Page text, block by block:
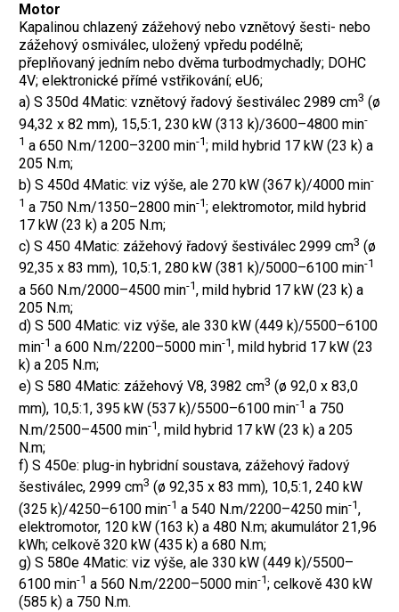
Motor
Kapalinou chlazený zážehový nebo vznětový šesti- nebo
zážehový osmiválec, uložený vpředu podélně;
přeplňovaný jedním nebo dvěma turbodmychadly; DOHC
4V; elektronické přímé vstřikování; eU6;
a) S 350d 4Matic: vznětový řadový šestiválec 2989 cm3 (ø
94,32 x 82 mm), 15,5:1, 230 kW (313 k)/3600–4800 min-
1 a 650 N.m/1200–3200 min-1; mild hybrid 17 kW (23 k) a
205 N.m;
b) S 450d 4Matic: viz výše, ale 270 kW (367 k)/4000 min-
1 a 750 N.m/1350–2800 min-1; elektromotor, mild hybrid
17 kW (23 k) a 205 N.m;
c) S 450 4Matic: zážehový řadový šestiválec 2999 cm3 (ø
92,35 x 83 mm), 10,5:1, 280 kW (381 k)/5000–6100 min-1
a 560 N.m/2000–4500 min-1, mild hybrid 17 kW (23 k) a
205 N.m;
d) S 500 4Matic: viz výše, ale 330 kW (449 k)/5500–6100
min-1 a 600 N.m/2200–5000 min-1, mild hybrid 17 kW (23
k) a 205 N.m;
e) S 580 4Matic: zážehový V8, 3982 cm3 (ø 92,0 x 83,0
mm), 10,5:1, 395 kW (537 k)/5500–6100 min-1 a 750
N.m/2500–4500 min-1, mild hybrid 17 kW (23 k) a 205
N.m;
f) S 450e: plug-in hybridní soustava, zážehový řadový
šestiválec, 2999 cm3 (ø 92,35 x 83 mm), 10,5:1, 240 kW
(325 k)/4250–6100 min-1 a 540 N.m/2200–4250 min-1,
elektromotor, 120 kW (163 k) a 480 N.m; akumulátor 21,96
kWh; celkově 320 kW (435 k) a 680 N.m;
g) S 580e 4Matic: viz výše, ale 330 kW (449 k)/5500–
6100 min-1 a 560 N.m/2200–5000 min-1; celkově 430 kW
(585 k) a 750 N.m.